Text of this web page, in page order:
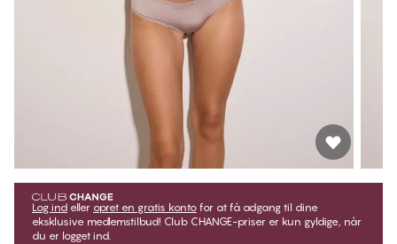
Log ind eller opret en gratis konto for at få adgang til dine
eksklusive medlemstilbud! Club CHANGE-priser er kun gyldige, når
du er logget ind.